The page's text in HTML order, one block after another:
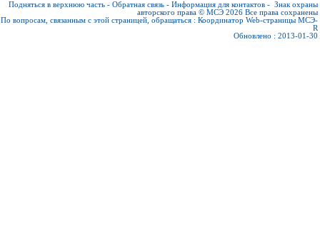
Подняться в верхнюю часть - Обратная связь - Информация для контактов - Знак охраны
авторского права © МСЭ 2026 Все права сохранены
По вопросам, связанным с этой страницей, обращаться : Координатор Web-страницы МСЭ-
R
Обновлено : 2013-01-30